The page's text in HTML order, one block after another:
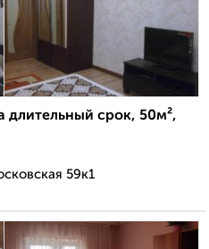
длительный срок, 50м²,
59к1